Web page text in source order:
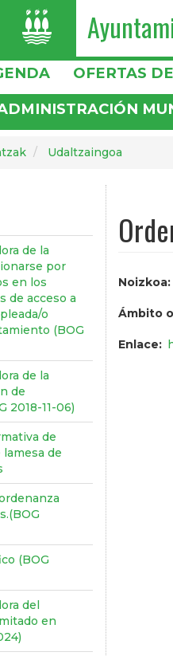
I
OFERTAS
Udaltzaingoa
de la
por
en los
de acceso a
o
(BOG
de la
de
2018-11-06)
de
de
(BOG
del
en
Noizkoa
Ámbito
Enlace